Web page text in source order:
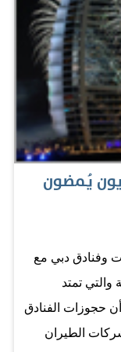
بدبي،
دبي التجاري
في مركز
ستحتضن
المنتدى،
الاستعدادات
للمرة الأولى
سمو الشيخ
يُـمضون
وفنادق دبي مع
والتي تمتد
حجوزات الفنادق
اضطر شركات الطيران